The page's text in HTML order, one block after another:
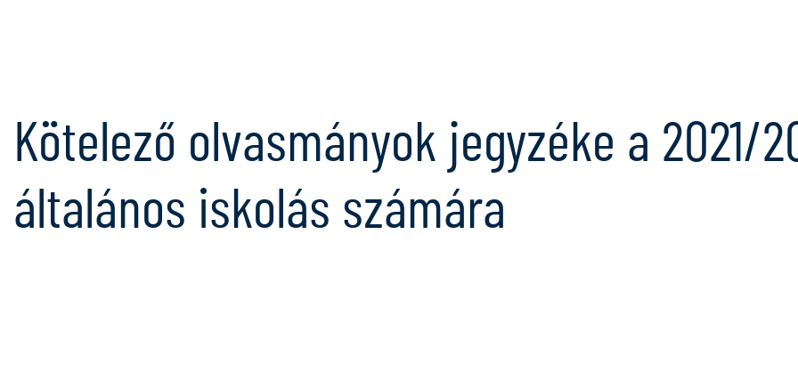
Kötelező olvasmányok jegyzéke a 2021/
általános iskolás számára